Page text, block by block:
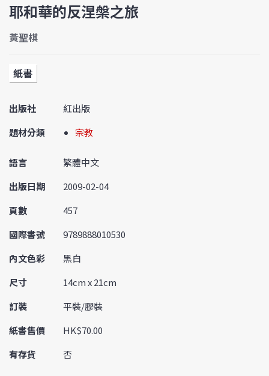
耶和華的反涅槃之旅
黃聖棋
紙書
出版社
紅出版
題材分類
宗教
語言
繁體中文
出版日期
2009-02-04
頁數
457
國際書號
9789888010530
內文色彩
黑白
尺寸
14cm x 21cm
訂裝
平裝/膠裝
紙書售價
HK$70.00
有存貨
否